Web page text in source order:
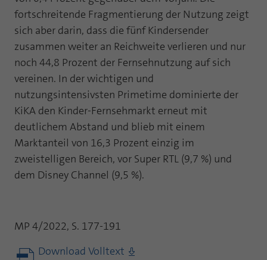
fortschreitende Fragmentierung der Nutzung zeigt
sich aber darin, dass die fünf Kindersender
zusammen weiter an Reichweite verlieren und nur
noch 44,8 Prozent der Fernsehnutzung auf sich
vereinen. In der wichtigen und
nutzungsintensivsten Primetime dominierte der
KiKA den Kinder-Fernsehmarkt erneut mit
deutlichem Abstand und blieb mit einem
Marktanteil von 16,3 Prozent einzig im
zweistelligen Bereich, vor Super RTL (9,7 %) und
dem Disney Channel (9,5 %).
MP 4/2022, S. 177-191
Download Volltext